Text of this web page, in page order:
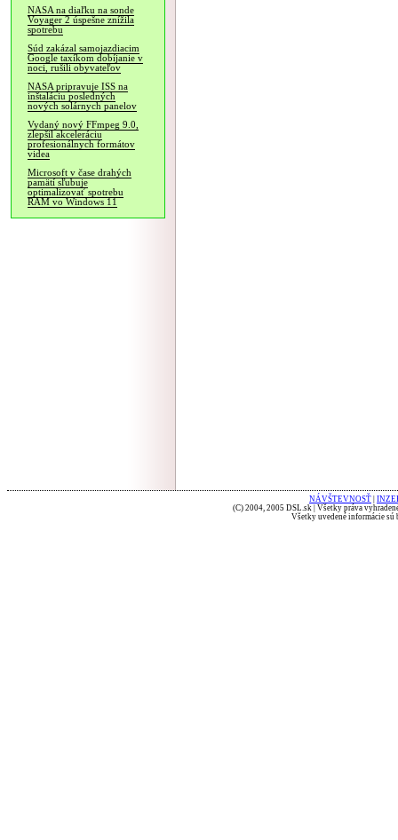
NASA na diaľku na sonde
Voyager 2 úspešne znížila
spotrebu
Súd zakázal samojazdiacim
Google taxíkom dobíjanie v
noci, rušili obyvateľov
NASA pripravuje ISS na
inštaláciu posledných
nových solárnych panelov
Vydaný nový FFmpeg 9.0,
zlepšil akceleráciu
profesionálnych formátov
videa
Microsoft v čase drahých
pamätí sľubuje
optimalizovať spotrebu
RAM vo Windows 11
NÁVŠTEVNOSŤ
(C) 2004, 2005 DSL.sk | Všetky práva
Všetky uvedené informácie sú